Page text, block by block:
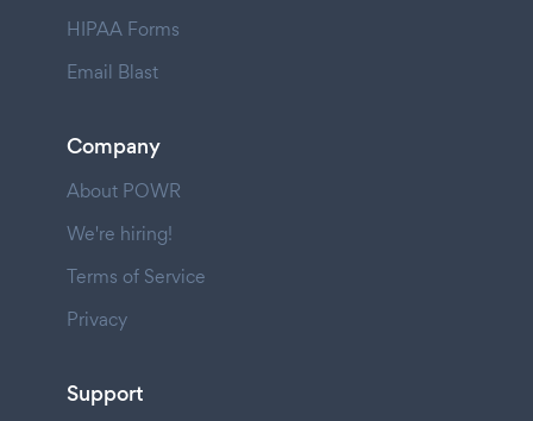
HIPAA Forms
Email Blast
Company
About POWR
We're hiring!
Terms of Service
Privacy
Support